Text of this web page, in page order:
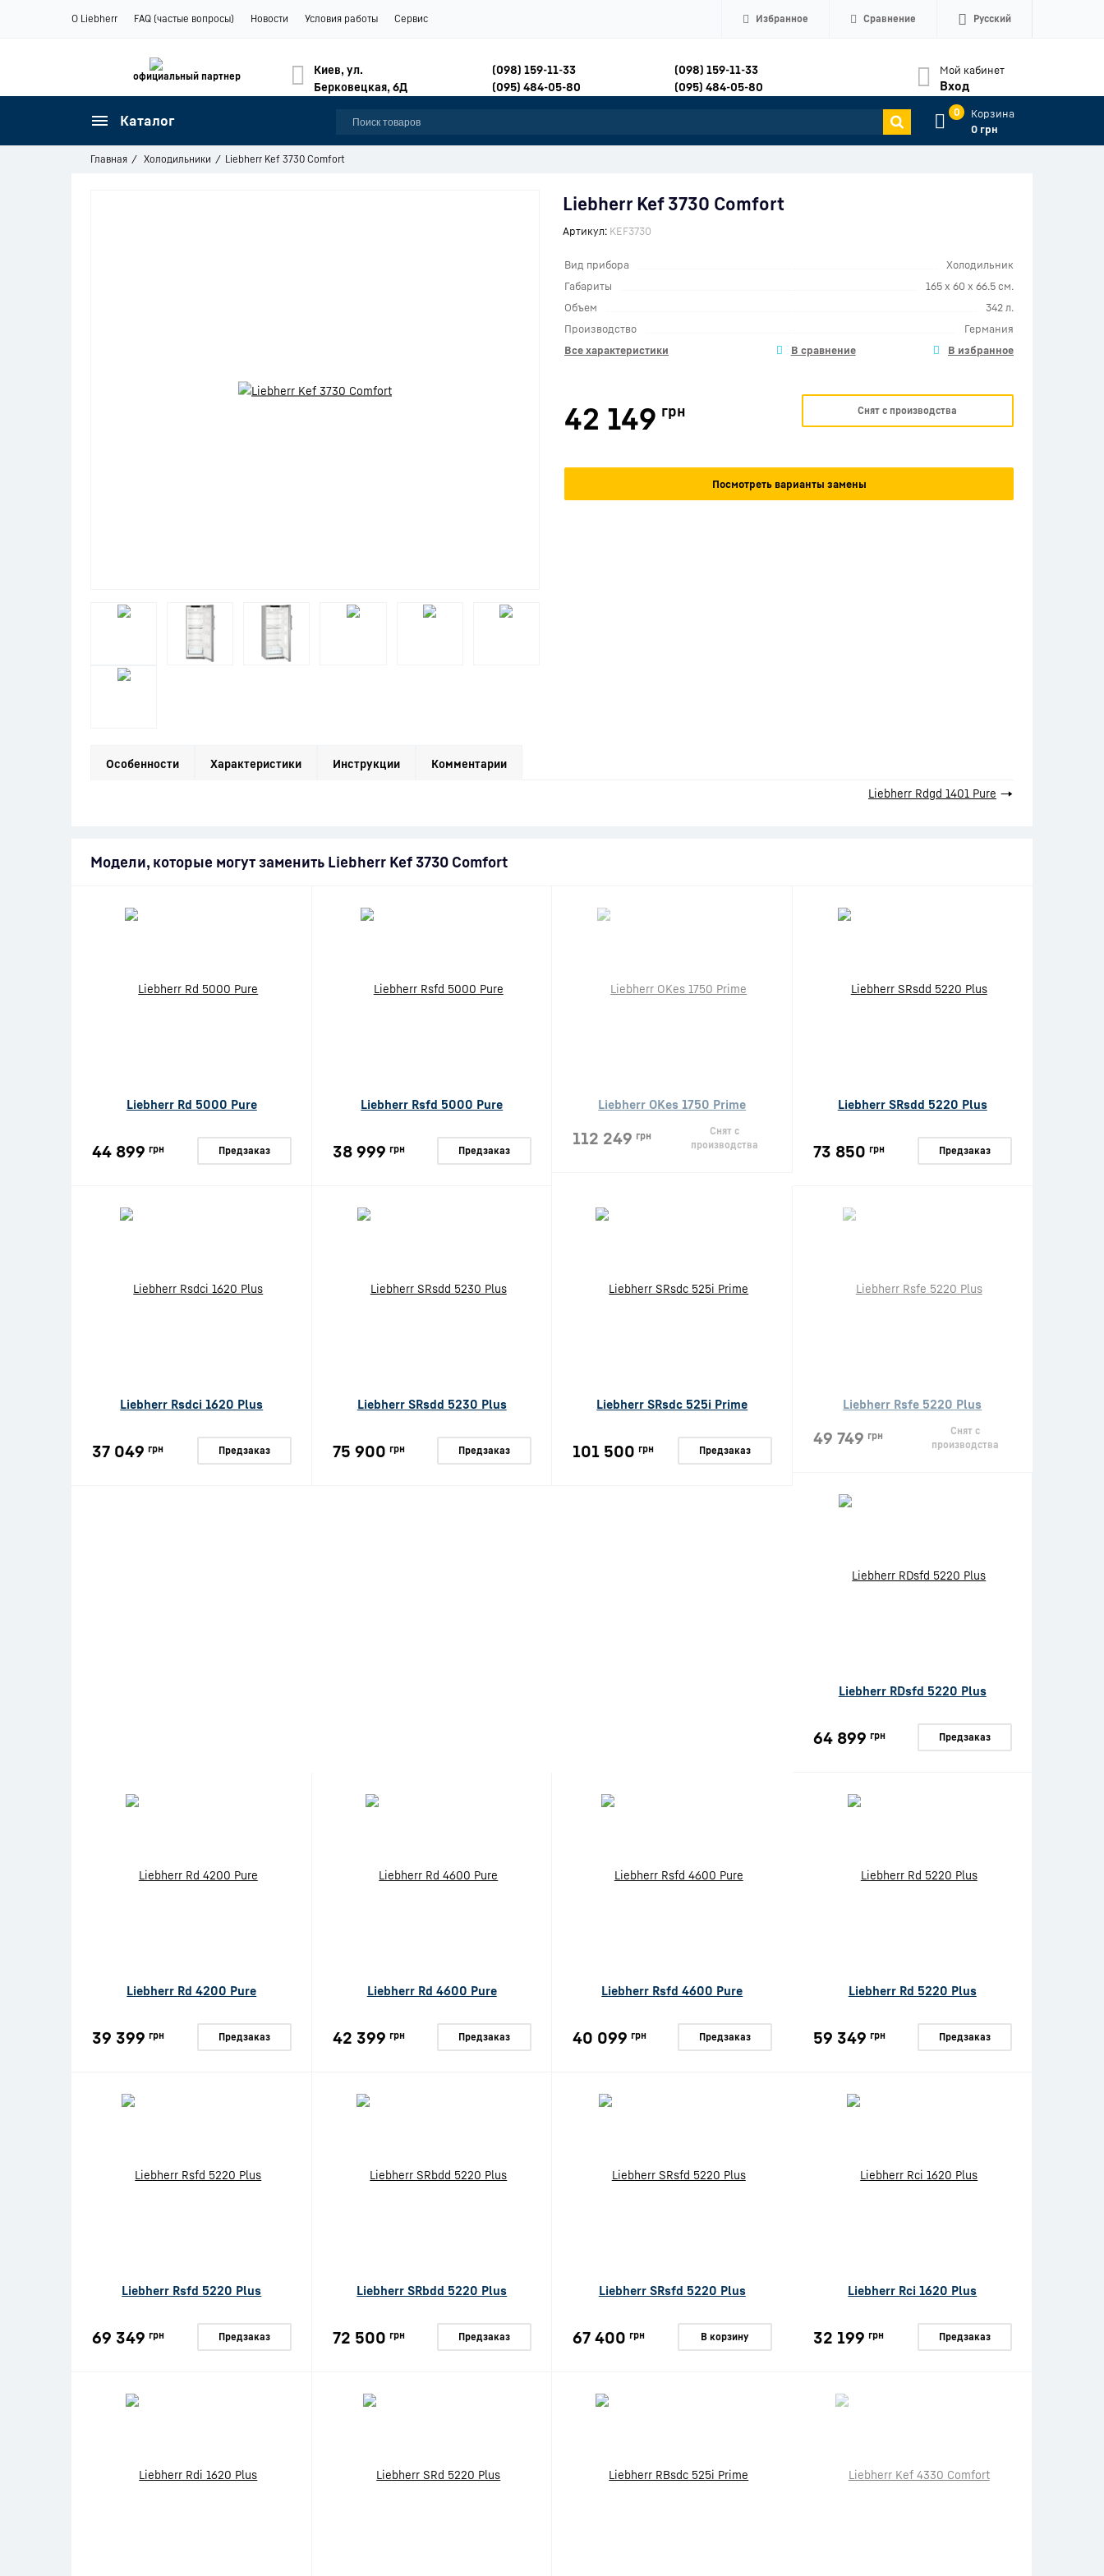
О Liebherr FAQ (частые вопросы) Новости Условия работы Сервис Избранное Сравнение Русский
официальный партнер Мой кабинет
Вход
Киев, ул.
Берковецкая, 6Д
(098) 159-11-33
(095) 484-05-80
(098) 159-11-33
(095) 484-05-80
0
Корзина
0 грн
Каталог
Главная Холодильники Liebherr Kef 3730 Comfort
Liebherr Kef 3730 Comfort
Артикул: KEF3730
Вид прибора
Холодильник
Габариты
165 x 60 x 66.5 см.
Объем
342 л.
Производство
Германия
Все характеристики
42 149 грн Снят с производства
Посмотреть варианты замены
Особенности Характеристики Инструкции Комментарии
Liebherr Rdgd 1401 Pure →
Модели, которые могут заменить Liebherr Kef 3730 Comfort
Liebherr Rd 5000 Pure
44 899 грн Предзаказ
Liebherr Rsfd 5000 Pure
38 999 грн Предзаказ
Liebherr OKes 1750 Prime
112 249 грн
Снят с
производства
Liebherr SRsdd 5220 Plus
73 850 грн Предзаказ
Liebherr Rsdci 1620 Plus
37 049 грн Предзаказ
Liebherr SRsdd 5230 Plus
75 900 грн Предзаказ
Liebherr SRsdc 525i Prime
101 500 грн Предзаказ
Liebherr Rsfe 5220 Plus
49 749 грн
Снят с
производства
Liebherr RDsfd 5220 Plus
64 899 грн Предзаказ
Liebherr Rd 4200 Pure
39 399 грн Предзаказ
Liebherr Rd 4600 Pure
42 399 грн Предзаказ
Liebherr Rsfd 4600 Pure
40 099 грн Предзаказ
Liebherr Rd 5220 Plus
59 349 грн Предзаказ
Liebherr Rsfd 5220 Plus
69 349 грн Предзаказ
Liebherr SRbdd 5220 Plus
72 500 грн Предзаказ
Liebherr SRsfd 5220 Plus
67 400 грн В корзину
Liebherr Rci 1620 Plus
32 199 грн Предзаказ